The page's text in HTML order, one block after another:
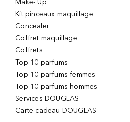
Make- Up
Kit pinceaux maquillage
Concealer
Coffret maquillage
Coffrets
Top 10 parfums
Top 10 parfums femmes
Top 10 parfums hommes
Services DOUGLAS
Carte-cadeau DOUGLAS